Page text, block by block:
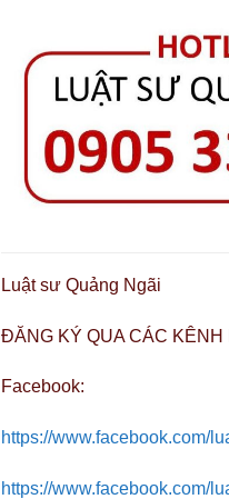
Luật sư Quảng Ngãi
ĐĂNG KÝ QUA CÁC KÊNH
Facebook:
https://www.facebook.com/
https://www.facebook.com/